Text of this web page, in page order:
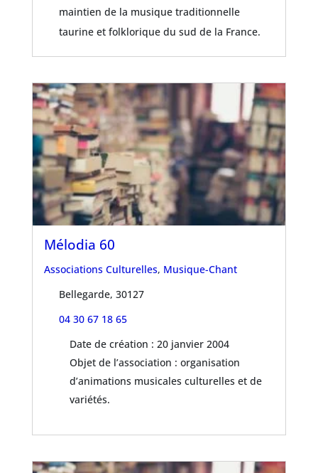
maintien de la musique traditionnelle
taurine et folklorique du sud de la France.
Mélodia 60
Associations Culturelles, Musique-Chant
Bellegarde, 30127
04 30 67 18 65
Date de création : 20 janvier 2004
Objet de l’association : organisation
d’animations musicales culturelles et de
variétés.